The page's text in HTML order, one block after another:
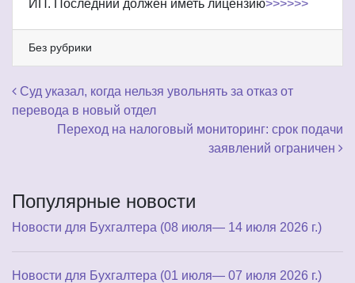
ИП. Последний должен иметь лицензию>>>>>>
Без рубрики
Навигация по записям
Суд указал, когда нельзя увольнять за отказ от
перевода в новый отдел
Переход на налоговый мониторинг: срок подачи
заявлений ограничен
Популярные новости
Новости для Бухгалтера (08 июля— 14 июля 2026 г.)
Новости для Бухгалтера (01 июля— 07 июля 2026 г.)